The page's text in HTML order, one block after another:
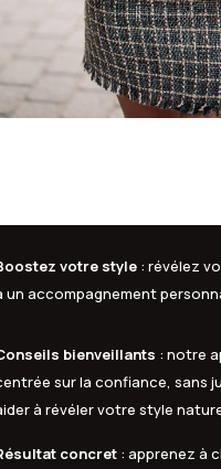
votre style: révélez
un accompagnement
bienveillants : notre
sur la confiance, sans
à révéler votre style
concret: apprenez à